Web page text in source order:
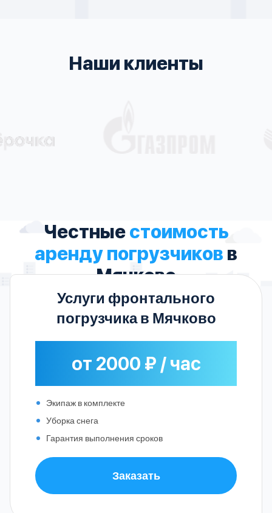
Наши клиенты
Честныестоимость
аренду погрузчиков в
Мячково
Услуги фронтального
погрузчика в Мячково
от 2000 ₽ / час
Экипаж в комплекте
Уборка снега
Гарантия выполнения сроков
Заказать